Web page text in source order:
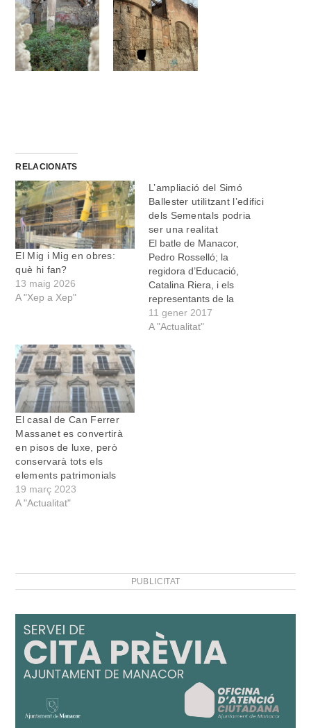
RELACIONATS
El Mig i Mig en obres:
què hi fan?
13 maig 2026
A "Xep a Xep"
L’ampliació del Simó
Ballester utilitzant l’edifici
dels Sementals podria
ser una realitat
El batle de Manacor,
Pedro Rosselló; la
regidora d’Educació,
Catalina Riera, i els
representants de la
comunitat educativa de
l’escola Simó Ballester es
11 gener 2017
A "Actualitat"
El casal de Can Ferrer
Massanet es convertirà
en pisos de luxe, però
conservarà tots els
elements patrimonials
19 març 2023
A "Actualitat"
PUBLICITAT